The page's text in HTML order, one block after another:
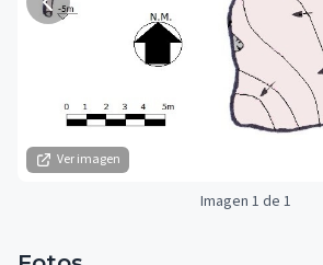
Ver imagen
Imagen 1 de 1